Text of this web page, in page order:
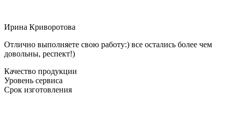
Ирина Криворотова
Отлично выполняете свою работу:) все остались более чем
довольны, респект!)
Качество продукции
Уровень сервиса
Срок изготовления